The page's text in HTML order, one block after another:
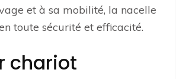
et à sa mobilité, la nacelle
toute sécurité et efficacité.
chariot